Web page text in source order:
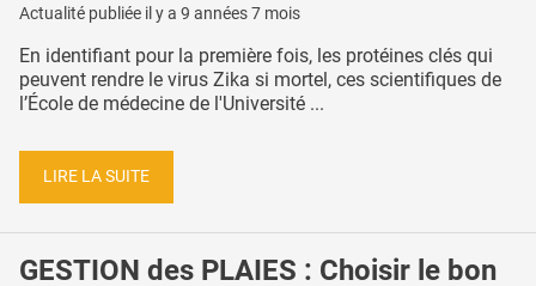
Actualité publiée il y a 9 années 7 mois
En identifiant pour la première fois, les protéines clés qui
peuvent rendre le virus Zika si mortel, ces scientifiques de
l’École de médecine de l'Université ...
LIRE LA SUITE
GESTION des PLAIES : Choisir le bon